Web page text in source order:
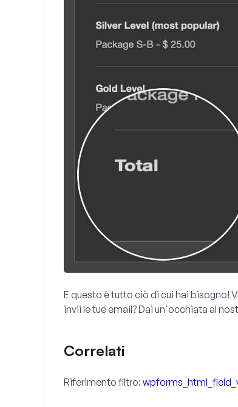
E questo è tutto ciò di cui hai bisogno!
invii le tue email? Dai un'occhiata al
Correlati
Riferimento filtro: